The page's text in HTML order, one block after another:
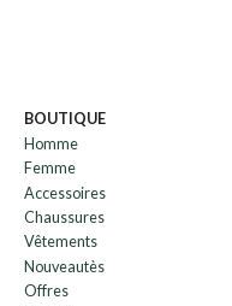
BOUTIQUE
Homme
Femme
Accessoires
Chaussures
Vêtements
Nouveautès
Offres